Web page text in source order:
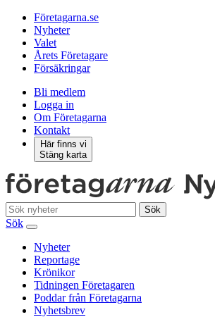
Företagarna.se
Nyheter
Valet
Årets Företagare
Försäkringar
Bli medlem
Logga in
Om Företagarna
Kontakt
Här finns vi
Stäng karta
Sök
Sök
Nyheter
Reportage
Krönikor
Tidningen Företagaren
Poddar från Företagarna
Nyhetsbrev